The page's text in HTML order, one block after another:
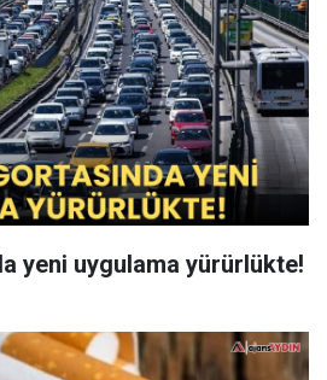
yeni uygulama yürürlükte!